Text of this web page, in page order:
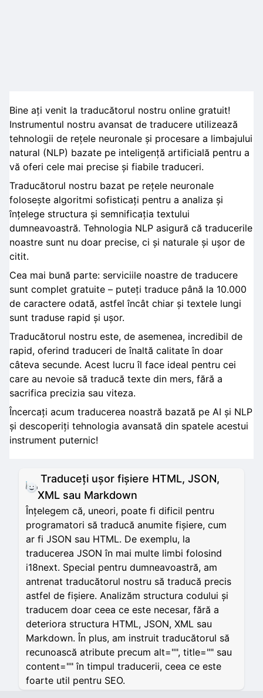
Bine ați venit la traducătorul nostru online gratuit!
Instrumentul nostru avansat de traducere utilizează
tehnologii de rețele neuronale și procesare a limbajului
natural (NLP) bazate pe inteligență artificială pentru a
vă oferi cele mai precise și fiabile traduceri.
Traducătorul nostru bazat pe rețele neuronale
folosește algoritmi sofisticați pentru a analiza și
înțelege structura și semnificația textului
dumneavoastră. Tehnologia NLP asigură că traducerile
noastre sunt nu doar precise, ci și naturale și ușor de
citit.
Cea mai bună parte: serviciile noastre de traducere
sunt complet gratuite – puteți traduce până la 10.000
de caractere odată, astfel încât chiar și textele lungi
sunt traduse rapid și ușor.
Traducătorul nostru este, de asemenea, incredibil de
rapid, oferind traduceri de înaltă calitate în doar
câteva secunde. Acest lucru îl face ideal pentru cei
care au nevoie să traducă texte din mers, fără a
sacrifica precizia sau viteza.
Încercați acum traducerea noastră bazată pe AI și NLP
și descoperiți tehnologia avansată din spatele acestui
instrument puternic!
Traduceți ușor fișiere HTML, JSON,
XML sau Markdown
Înțelegem că, uneori, poate fi dificil pentru
programatori să traducă anumite fișiere, cum
ar fi JSON sau HTML. De exemplu, la
traducerea JSON în mai multe limbi folosind
i18next. Special pentru dumneavoastră, am
antrenat traducătorul nostru să traducă precis
astfel de fișiere. Analizăm structura codului și
traducem doar ceea ce este necesar, fără a
deteriora structura HTML, JSON, XML sau
Markdown. În plus, am instruit traducătorul să
recunoască atribute precum alt="", title="" sau
content="" în timpul traducerii, ceea ce este
foarte util pentru SEO.